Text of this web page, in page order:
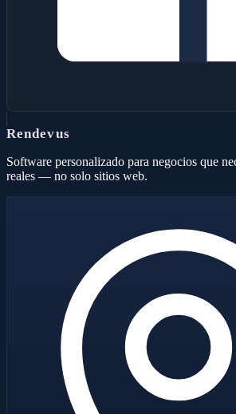
Rendevus
Software personalizado para negocios que
reales — no solo sitios web.